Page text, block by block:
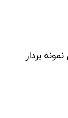
20 میل تا 300 میل نمونه بردار